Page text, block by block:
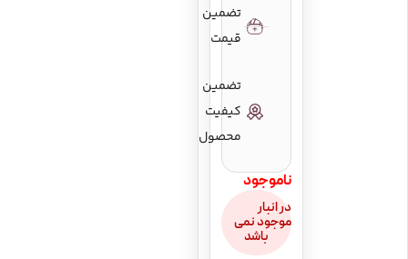
برش کات‌ اوی
پیکاپ
تضمین
قیمت
تضمین
کیفیت
محصول
ناموجود
در انبار
موجود نمی
باشد